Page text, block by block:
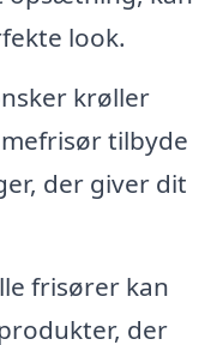
look.
krøller
tilbyde
der giver dit
frisører kan
der